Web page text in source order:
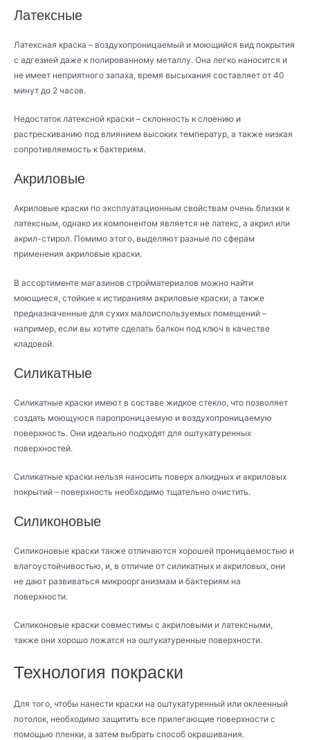
Латексные
Латексная краска – воздухопроницаемый и моющийся вид покрытия
с адгезией даже к полированному металлу. Она легко наносится и
не имеет неприятного запаха, время высыхания составляет от 40
минут до 2 часов.
Недостаток латексной краски – склонность к слоению и
растрескиванию под влиянием высоких температур, а также низкая
сопротивляемость к бактериям.
Акриловые
Акриловые краски по эксплуатационным свойствам очень близки к
латексным, однако их компонентом является не латекс, а акрил или
акрил-стирол. Помимо этого, выделяют разные по сферам
применения акриловые краски.
В ассортименте магазинов стройматериалов можно найти
моющиеся, стойкие к истираниям акриловые краски, а также
предназначенные для сухих малоиспользуемых помещений –
например, если вы хотите сделать балкон под ключ в качестве
кладовой.
Силикатные
Силикатные краски имеют в составе жидкое стекло, что позволяет
создать моющуюся паропроницаемую и воздухопроницаемую
поверхность. Они идеально подходят для оштукатуренных
поверхностей.
Силикатные краски нельзя наносить поверх алкидных и акриловых
покрытий – поверхность необходимо тщательно очистить.
Силиконовые
Силиконовые краски также отличаются хорошей проницаемостью и
влагоустойчивостью, и, в отличие от силикатных и акриловых, они
не дают развиваться микроорганизмам и бактериям на
поверхности.
Силиконовые краски совместимы с акриловыми и латексными,
также они хорошо ложатся на оштукатуренные поверхности.
Технология покраски
Для того, чтобы нанести краски на оштукатуренный или оклеенный
потолок, необходимо защитить все прилегающие поверхности с
помощью пленки, а затем выбрать способ окрашивания.